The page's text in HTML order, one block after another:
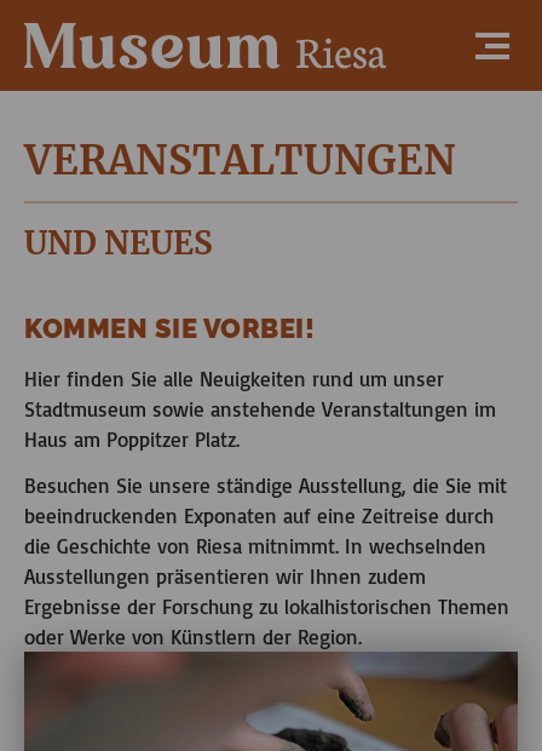
VERANSTALTUNGEN
UND NEUES
KOMMEN SIE VORBEI!
Hier finden Sie alle Neuigkeiten rund um unser
Stadtmuseum sowie anstehende Veranstaltungen im
Haus am Poppitzer Platz.
Besuchen Sie unsere ständige Ausstellung, die Sie mit
beeindruckenden Exponaten auf eine Zeitreise durch
die Geschichte von Riesa mitnimmt. In wechselnden
Ausstellungen präsentieren wir Ihnen zudem
Ergebnisse der Forschung zu lokalhistorischen Themen
oder Werke von Künstlern der Region.